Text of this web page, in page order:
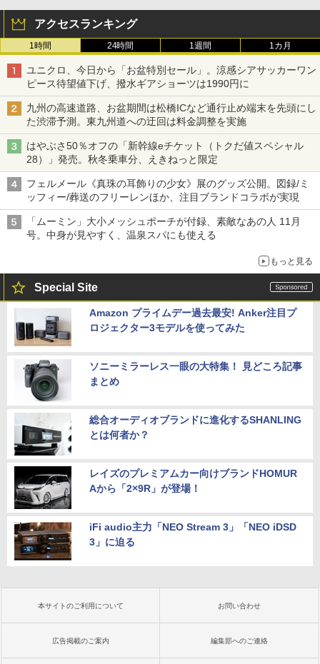
アクセスランキング
1時間 24時間 1週間 1カ月
ユニクロ、今日から「お盆特別セール」。涼感シアサッカーワン
ピース待望値下げ、撥水ギアショーツは1990円に
九州の高速道路、お盆期間は松橋ICなど通行止め端末を先頭にし
た渋滞予測。東九州道への迂回は料金調整を実施
はやぶさ50％オフの「新幹線eチケット（トクだ値スペシャル
28）」発売。秋冬乗車分、えきねっと限定
フェルメール《真珠の耳飾りの少女》展のグッズ公開。図録/ミ
ッフィー/葬送のフリーレンほか、注目ブランドコラボが実現
「ムーミン」大小メッシュポーチが付録、素敵なあの人 11月
号。中身が見やすく、温泉スパにも使える
もっと見る
Special Site
Amazon プライムデー過去最安! Anker注目プ
ロジェクター3モデルを使ってみた
ソニーミラーレス一眼の大特集！ 見どころ記事
まとめ
総合オーディオブランドに進化するSHANLING
とは何者か？
レイズのプレミアムカー向けブランドHOMUR
Aから「2×9R」が登場！
iFi audio主力「NEO Stream 3」「NEO iDSD
3」に迫る
本サイトのご利用について お問い合わせ
広告掲載のご案内 編集部へのご連絡